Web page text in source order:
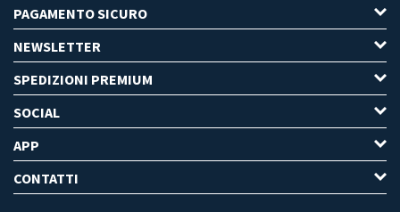
PAGAMENTO SICURO
NEWSLETTER
SPEDIZIONI PREMIUM
SOCIAL
APP
CONTATTI